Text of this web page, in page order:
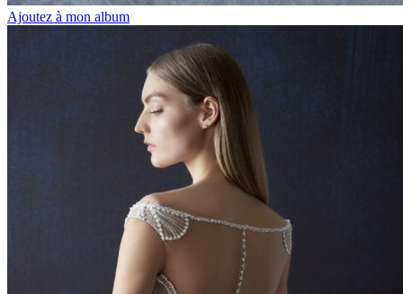
Ajoutez à mon album